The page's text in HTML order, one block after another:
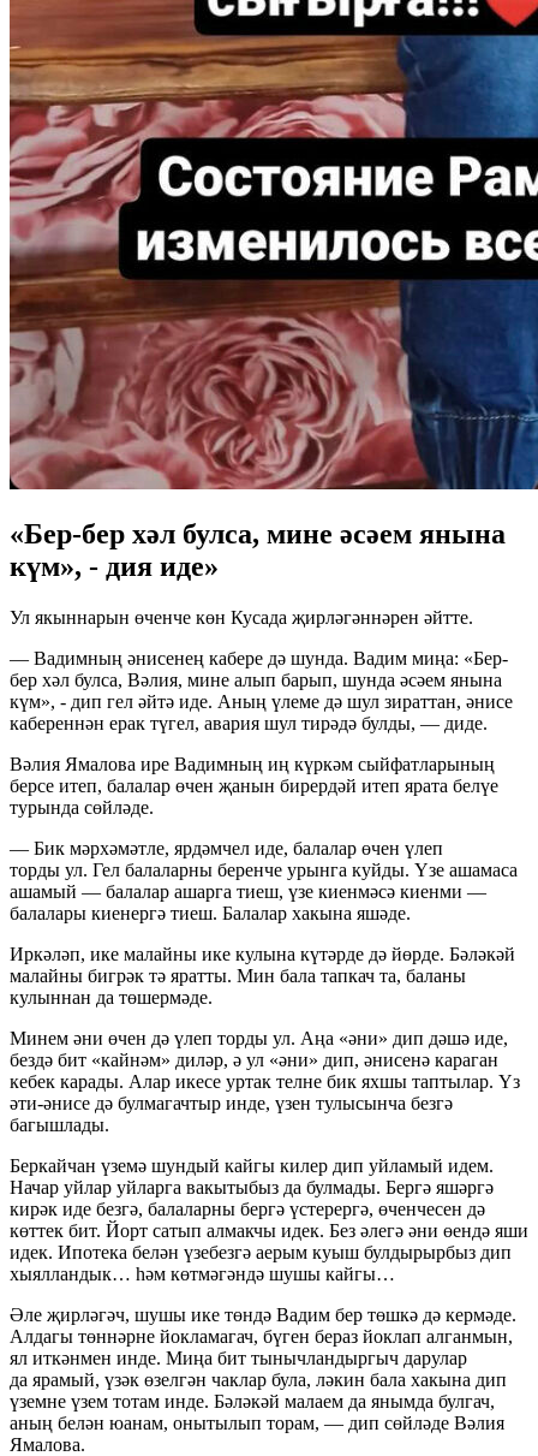
«Бер-бер хәл булса, мине әсәем янына
күм», - дия иде»
Ул якыннарын өченче көн Кусада җирләгәннәрен әйтте.
— Вадимның әнисенең кабере дә шунда. Вадим миңа: «Бер-
бер хәл булса, Вәлия, мине алып барып, шунда әсәем янына
күм», - дип гел әйтә иде. Аның үлеме дә шул зираттан, әнисе
кабереннән ерак түгел, авария шул тирәдә булды, — диде.
Вәлия Ямалова ире Вадимның иң күркәм сыйфатларының
берсе итеп, балалар өчен җанын бирердәй итеп ярата белүе
турында сөйләде.
— Бик мәрхәмәтле, ярдәмчел иде, балалар өчен үлеп
торды ул. Гел балаларны беренче урынга куйды. Үзе ашамаса
ашамый — балалар ашарга тиеш, үзе киенмәсә киенми —
балалары киенергә тиеш. Балалар хакына яшәде.
Иркәләп, ике малайны ике кулына күтәрде дә йөрде. Бәләкәй
малайны бигрәк тә яратты. Мин бала тапкач та, баланы
кулыннан да төшермәде.
Минем әни өчен дә үлеп торды ул. Аңа «әни» дип дәшә иде,
бездә бит «кайнәм» диләр, ә ул «әни» дип, әнисенә караган
кебек карады. Алар икесе уртак телне бик яхшы таптылар. Үз
әти-әнисе дә булмагачтыр инде, үзен тулысынча безгә
багышлады.
Беркайчан үземә шундый кайгы килер дип уйламый идем.
Начар уйлар уйларга вакытыбыз да булмады. Бергә яшәргә
кирәк иде безгә, балаларны бергә үстерергә, өченчесен дә
көттек бит. Йорт сатып алмакчы идек. Без әлегә әни өендә яши
идек. Ипотека белән үзебезгә аерым куыш булдырырбыз дип
хыялландык… һәм көтмәгәндә шушы кайгы…
Әле җирләгәч, шушы ике төндә Вадим бер төшкә дә кермәде.
Алдагы төннәрне йокламагач, бүген бераз йоклап алганмын,
ял иткәнмен инде. Миңа бит тынычландыргыч дарулар
да ярамый, үзәк өзелгән чаклар була, ләкин бала хакына дип
үземне үзем тотам инде. Бәләкәй малаем да янымда булгач,
аның белән юанам, онытылып торам, — дип сөйләде Вәлия
Ямалова.